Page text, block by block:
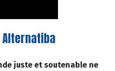
Alternatiba
juste et soutenable ne